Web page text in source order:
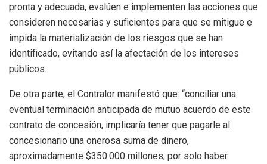
pronta y adecuada, evalúen e implementen las acciones que
consideren necesarias y suficientes para que se mitigue e
impida la materialización de los riesgos que se han
identificado, evitando así la afectación de los intereses
públicos.
De otra parte, el Contralor manifestó que: “conciliar una
eventual terminación anticipada de mutuo acuerdo de este
contrato de concesión, implicaría tener que pagarle al
concesionario una onerosa suma de dinero,
aproximadamente $350.000 millones, por solo haber